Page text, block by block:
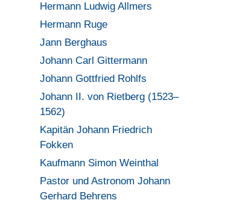
Hermann Ludwig Allmers
Hermann Ruge
Jann Berghaus
Johann Carl Gittermann
Johann Gottfried Rohlfs
Johann II. von Rietberg (1523–
1562)
Kapitän Johann Friedrich
Fokken
Kaufmann Simon Weinthal
Pastor und Astronom Johann
Gerhard Behrens